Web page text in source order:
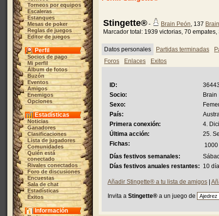
Torneos por equipos
Escaleras
Estanques
Mesas de poker
Reglas de juegos
Editor de juegos
Perfil
Socios de pago
Mi perfil
Álbum de fotos
Buzón
Eventos
Amigos
Enemigos
Opciones
Estadísticas
Noticias
Ganadores
Clasificaciones
Lista de jugadores
Comunidades
Quién está
conectado
Rivales conectados
Foro de discusiones
Encuestas
Sala de chat
Estadísticas
Éxitos
Información
Stingette® - Brain Peón, 137
Marcador total: 1939 victorias, 70
Datos personales Partidas terminadas
Foros
Enlaces Exitos
ID:
Socio:
Brain
Sexo:
País:
Primera conexión:
4.
Última acción:
25.
Fichas:
1000
Días festivos semanales:
Días festivos anuales restantes: 10
Añadir Stingette® a tu lista de amigos
Invita a Stingette® a un juego de